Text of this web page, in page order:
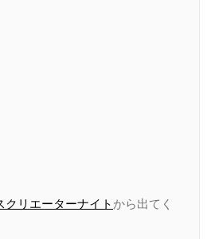
リエーターナイト から出てく